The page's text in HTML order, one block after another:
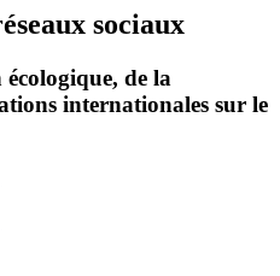
sociaux
de la
internationales sur le